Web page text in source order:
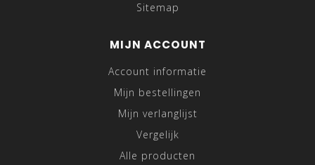
Sitemap
MIJN ACCOUNT
Account informatie
Mijn bestellingen
Mijn verlanglijst
Vergelijk
Alle producten